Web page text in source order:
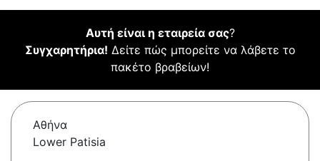
Αυτή είναι η εταιρεία σας?
Συγχαρητήρια! Δείτε πώς μπορείτε να λάβετε το
πακέτο βραβείων!
Αθήνα
Lower Patisia